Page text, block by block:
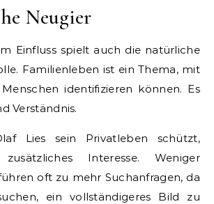
Neugier
Einfluss spielt auch die natürliche
Familienleben ist ein Thema, mit
identifizieren können. Es
Verständnis.
Lies sein Privatleben schützt,
Interesse. Weniger
oft zu mehr Suchanfragen, da
ein vollständigeres Bild zu